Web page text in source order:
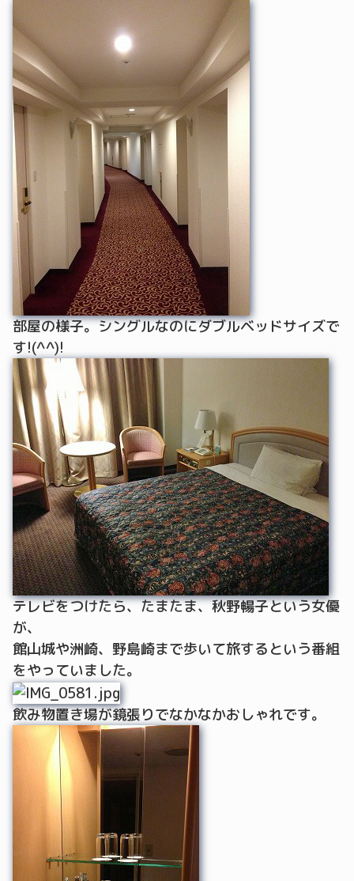
部屋の様子。シングルなのにダブルベッドサイズで
す!(^^)!
テレビをつけたら、たまたま、秋野暢子という女優
が、
館山城や洲崎、野島崎まで歩いて旅するという番組
をやっていました。
飲み物置き場が鏡張りでなかなかおしゃれです。